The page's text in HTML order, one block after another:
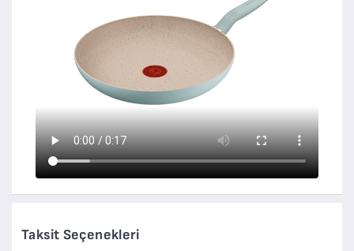
Taksit Seçenekleri